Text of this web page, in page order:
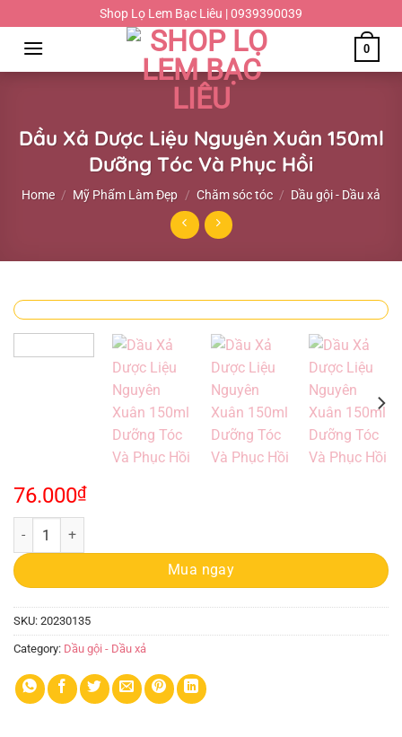
đến
dung
Shop Lọ Lem Bạc Liêu | 0939390039
0
Dầu Xả Dược Liệu Nguyên Xuân 150ml
Dưỡng Tóc Và Phục Hồi
Home / Mỹ Phẩm Làm Đẹp / Chăm sóc tóc / Dầu gội - Dầu xả
76.000₫
Dầu Xả Dược Liệu Nguyên Xuân 150ml Dưỡng Tóc Và Phục Hồi
Mua ngay
SKU: 20230135
Category: Dầu gội - Dầu xả